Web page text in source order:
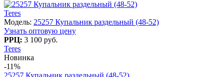
Teres
Модель: 25257 Купальник раздельный (48-52)
Узнать оптовую цену
РРЦ: 3 100 руб.
Teres
Новинка
-11%
25257 Купальник раздельный (48-52)